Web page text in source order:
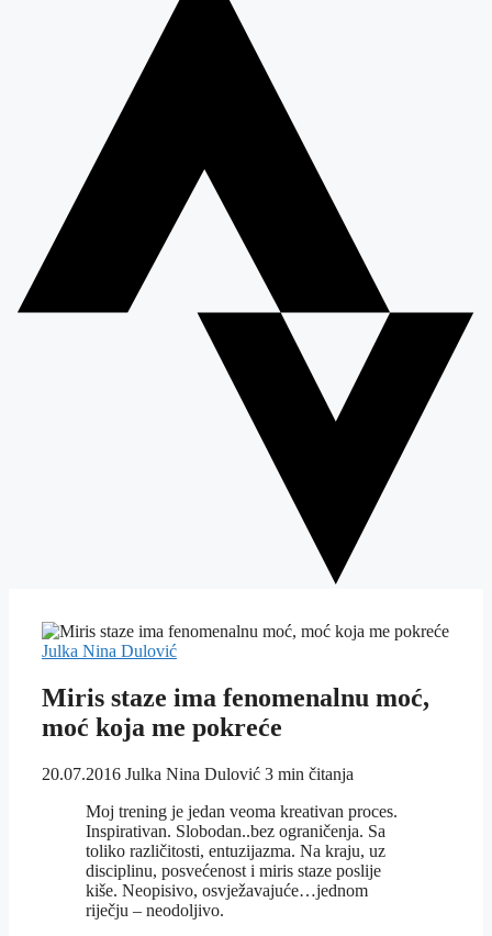
Julka Nina Dulović
Miris staze ima fenomenalnu moć,
moć koja me pokreće
20.07.2016 Julka Nina Dulović 3 min čitanja
Moj trening je jedan veoma kreativan proces.
Inspirativan. Slobodan..bez ograničenja. Sa
toliko različitosti, entuzijazma. Na kraju, uz
disciplinu, posvećenost i miris staze poslije
kiše. Neopisivo, osvježavajuće…jednom
riječju – neodoljivo.